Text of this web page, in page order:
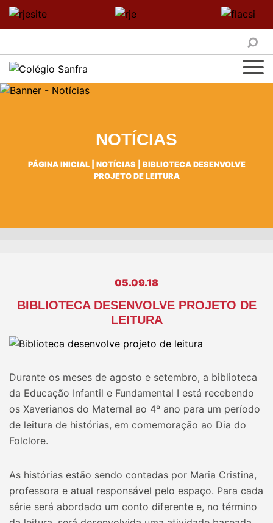
NOTÍCIAS
PÁGINA INICIAL| NOTÍCIAS
BIBLIOTECA DESENVOLVE
PROJETO DE LEITURA
05.09.18
BIBLIOTECA DESENVOLVE PROJETO DE
LEITURA
Durante os meses de agosto e setembro, a biblioteca
da Educação Infantil e Fundamental I está recebendo
os Xaverianos do Maternal ao 4º ano para um período
de leitura de histórias, em comemoração ao Dia do
Folclore.
As histórias estão sendo contadas por Maria Cristina,
professora e atual responsável pelo espaço. Para cada
série será abordado um conto diferente e, no término